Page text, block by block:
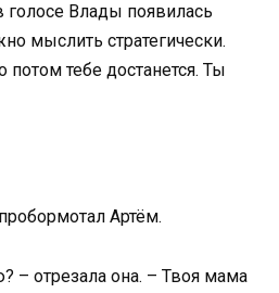
голосе Влады появилась
мыслить стратегически.
потом тебе достанется. Ты
Артём.
– отрезала она. – Твоя мама